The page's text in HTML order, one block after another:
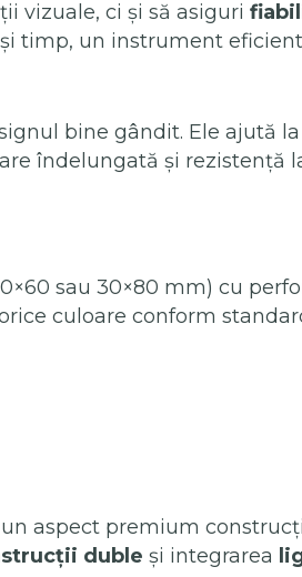
vizuale, ci și să asiguri
timp, un instrument
bine gândit. Ele ajută
îndelungată și rezistență
sau 30×80 mm) cu
culoare conform
aspect premium
duble și integrarea